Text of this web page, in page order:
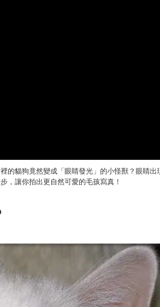
的貓狗竟然變成「眼睛發光」的小怪獸？眼睛出
，讓你拍出更自然可愛的毛孩寫真！